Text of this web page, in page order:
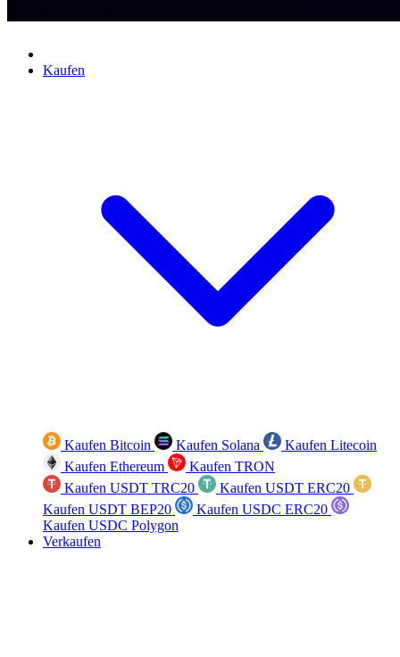
Kaufen
Kaufen Bitcoin Kaufen Solana
Kaufen Litecoin
Kaufen Ethereum
Kaufen TRON
Kaufen USDT TRC20
Kaufen USDT ERC20
Kaufen USDT BEP20
Kaufen USDC ERC20
Kaufen USDC Polygon
Verkaufen